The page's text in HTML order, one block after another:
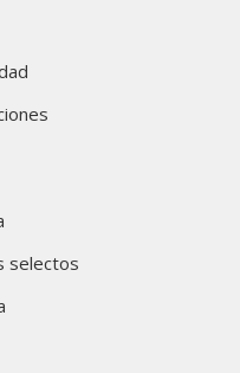
selectos